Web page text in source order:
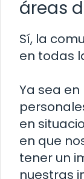
áreas
Sí, la
en todas
Ya sea
en
en que
tener un
nuestras